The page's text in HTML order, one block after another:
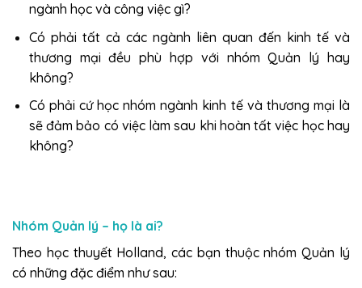
ngành học và công việc gì?
Có phải tất cả các ngành liên quan đến kinh tế và
thương mại đều phù hợp với nhóm Quản lý hay
không?
Có phải cứ học nhóm ngành kinh tế và thương mại là
sẽ đảm bảo có việc làm sau khi hoàn tất việc học hay
không?
Nhóm Quản lý – họ là ai?
Theo học thuyết Holland, các bạn thuộc nhóm Quản lý
có những đặc điểm như sau: